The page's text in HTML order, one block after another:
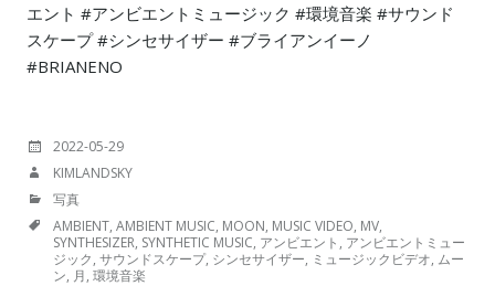
エント #アンビエントミュージック #環境音楽 #サウンド
スケープ #シンセサイザー #ブライアンイーノ
#BRIANENO
投
日:
2022-05-29
投
者:
KIMLANDSKY
カ
ゴ
リ
ー:
写真
TAGS
AMBIENT, AMBIENT MUSIC, MOON, MUSIC VIDEO, MV,
SYNTHESIZER, SYNTHETIC MUSIC, アンビエント , アンビエントミュー
ジック, サウンドスケープ, シンセサイザー, ミュージックビデオ, ムー
ン, 月, 環境音楽